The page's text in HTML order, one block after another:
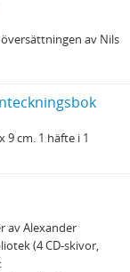
av Nils
cm. 1 häfte i 1
av Alexander
(4 CD-skivor,